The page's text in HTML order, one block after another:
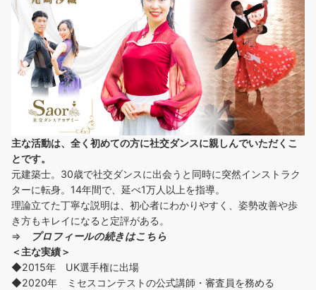
主な活動は、全く初めての方に社交ダンスに親しんでいただくこ
とです。
元建築士。30歳で社交ダンスに出会うと同時に突然インストラク
ターに転身。14年間で、延べ1万人以上を指導。
理論立てた丁寧な説明は、初心者にわかりやすく、姿勢改善や歩
き方もキレイになると定評がある。
⇒
プロフィールの続きはこちら
＜主な実績＞
◆2015年 UK選手権に出場
◆2020年 ミセスコンテストの公式講師・審査員を務める